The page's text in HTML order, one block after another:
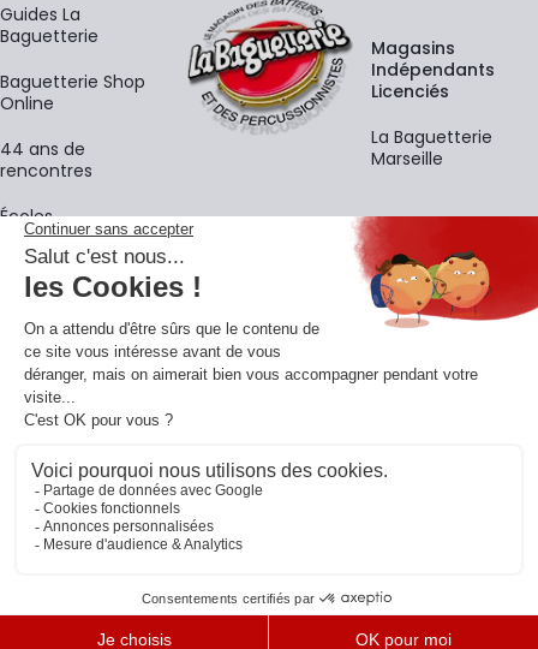
Guides La
Baguetterie
Baguetterie Shop
Online
44 ans de
rencontres
Écoles
Magasins
Indépendants
Licenciés
La Baguetterie
Marseille
La newsletter
Adresse e-mail
En vous inscrivant à notre newsletter, vous acceptez notre
confidentialité.
Retrouvons-nous sur